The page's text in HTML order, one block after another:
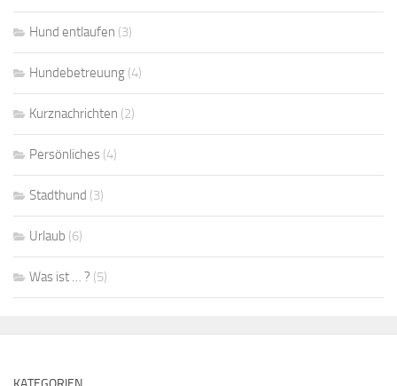
Hund entlaufen (3)
Hundebetreuung (4)
Kurznachrichten (2)
Persönliches (4)
Stadthund (3)
Urlaub (6)
Was ist … ? (5)